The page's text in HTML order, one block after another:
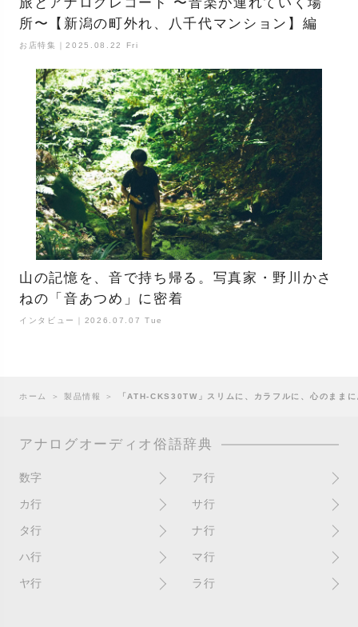
所〜【新潟の町外れ、八千代マンション】編
お店特集｜2025.08.22 Fri
山の記憶を、音で持ち帰る。写真家・野川かさ
ねの「音あつめ」に密着
インタビュー｜2026.07.07 Tue
ホーム ＞ 製品情報 ＞ 「ATH-CKS30TW」スリムに、カラフルに、⼼のまま
アナログオーディオ俗語辞典
数字
10インチ
4チャンネル
ア行
RPM(33,45)
赤盤
アセテート盤
EPアダプター
カ行
書き込み
歌詞記載ジャケット
ガチャ盤
サ行
サイン
CDJ
シールド盤
タ行
ターンテーブル
ダイナフレックス
ナ行
2枚使い
ン）
ハ行
ハウリング
マ行
マスターテンポ
ヤ行 ラ行